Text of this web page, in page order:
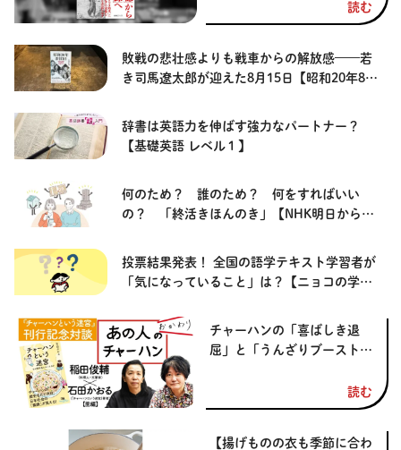
keyword
読む
敗戦の悲壮感よりも戦車からの解放感——若
き司馬遼太郎が迎えた8月15日【昭和20年8月
辞書は英語力を伸ばす強力なパートナー？
【基礎英語 レベル１】
何のため？ 誰のため？ 何をすればいい
の？ 「終活きほんのき」【NHK明日から使
投票結果発表！ 全国の語学テキスト学習者が
「気になっていること」は？【ニョコの学習
チャーハンの「喜ばしき退
屈」と「うんざりブースト」
ャーハンという迷宮』刊行記
念対談・前編】
読む
【揚げものの衣も季節に合わ